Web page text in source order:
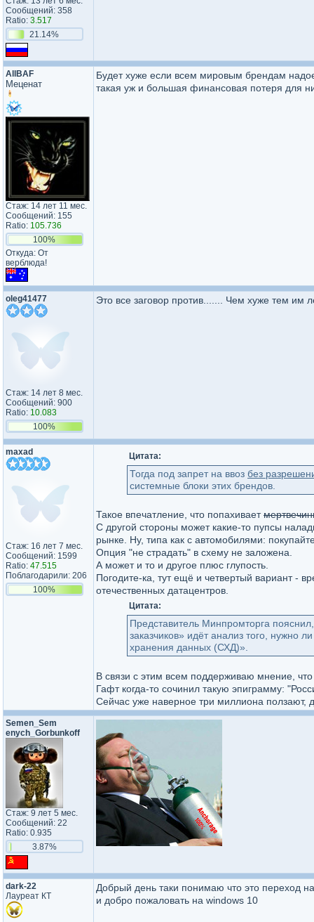
Сообщений: 358
Ratio: 3.517
21.14%
AllBAF
Меценат
Стаж: 14 лет 11 мес.
Сообщений: 155
Ratio: 105.736
100%
Откуда: От
верблюда!
Будет хуже если всем мировым брендам
такая уж и большая финансовая потеря для
oleg41477
Стаж: 14 лет 8 мес.
Сообщений: 900
Ratio: 10.083
100%
Это все заговор против....... Чем хуже тем им
maxad
Стаж: 16 лет 7 мес.
Сообщений: 1599
Ratio: 47.515
Поблагодарили: 206
100%
Цитата:
Тогда под запрет на ввоз без
системные блоки этих брендов.
Такое впечатление, что попахивает
С другой стороны может какие-то пупсы
рынке. Ну, типа как с автомобилями:
Опция "не страдать" в схему не заложена.
А может и то и другое плюс глупость.
Погодите-ка, тут ещё и четвертый вариант -
отечественных датацентров.
Цитата:
Представитель Минпромторга
заказчиков» идёт анализ того, нужно
хранения данных (СХД)».
В связи с этим всем поддерживаю мнение,
Гафт когда-то сочинил такую эпиграмму:
Сейчас уже наверное три миллиона ползают,
Semen_Sem​
enych_Gor​bunkoff​
Стаж: 9 лет 5 мес.
Сообщений: 22
Ratio: 0.935
3.87%
dark-22
Лауреат КТ
Добрый день таки понимаю что это переход
и добро пожаловать на windows 10